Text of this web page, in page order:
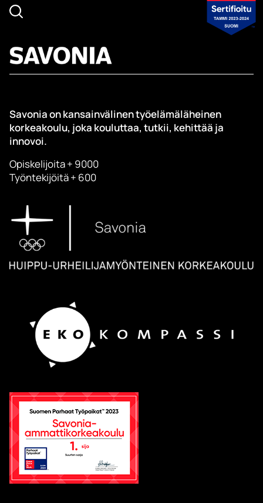
Savonia on kansainvälinen työelämäläheinen
korkeakoulu, joka kouluttaa, tutkii, kehittää ja
innovoi.
Opiskelijoita + 9000
Työntekijöitä + 600